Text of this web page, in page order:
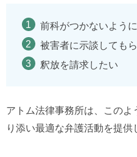
前科がつかないよう
被害者に示談しても
釈放を請求したい
アトム法律事務所は、この
り添い最適な弁護活動を提供